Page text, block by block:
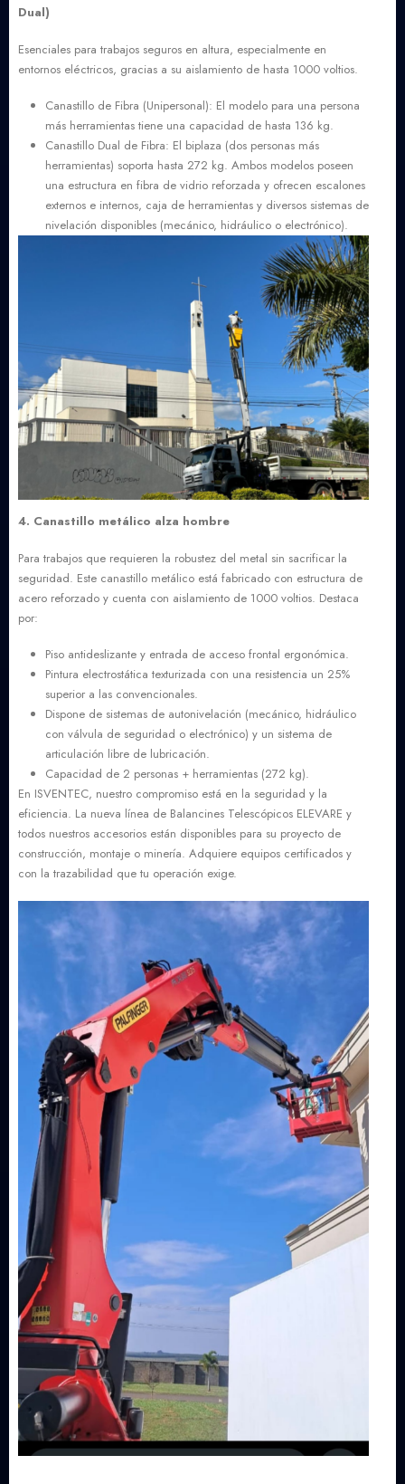
Dual)
Esenciales para trabajos seguros en altura, especialmente en
entornos eléctricos, gracias a su aislamiento de hasta 1000 voltios.
Canastillo de Fibra (Unipersonal): El modelo para una persona
más herramientas tiene una capacidad de hasta 136 kg.
Canastillo Dual de Fibra: El biplaza (dos personas más
herramientas) soporta hasta 272 kg. Ambos modelos poseen
una estructura en fibra de vidrio reforzada y ofrecen escalones
externos e internos, caja de herramientas y diversos sistemas de
nivelación disponibles (mecánico, hidráulico o electrónico).
4. Canastillo metálico alza hombre
Para trabajos que requieren la robustez del metal sin sacrificar la
seguridad. Este canastillo metálico está fabricado con estructura de
acero reforzado y cuenta con aislamiento de 1000 voltios. Destaca
por:
Piso antideslizante y entrada de acceso frontal ergonómica.
Pintura electrostática texturizada con una resistencia un 25%
superior a las convencionales.
Dispone de sistemas de autonivelación (mecánico, hidráulico
con válvula de seguridad o electrónico) y un sistema de
articulación libre de lubricación.
Capacidad de 2 personas + herramientas (272 kg).
En ISVENTEC, nuestro compromiso está en la seguridad y la
eficiencia. La nueva línea de Balancines Telescópicos ELEVARE y
todos nuestros accesorios están disponibles para su proyecto de
construcción, montaje o minería. Adquiere equipos certificados y
con la trazabilidad que tu operación exige.